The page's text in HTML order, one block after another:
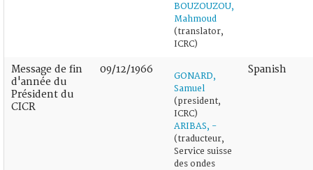
BOUZOUZOU,
Mahmoud
(translator,
ICRC)
Message de fin
d'année du
Président du
CICR
09/12/1966
GONARD,
Samuel
(president,
ICRC)
ARIBAS, -
(traducteur,
Service suisse
des ondes
Spanish